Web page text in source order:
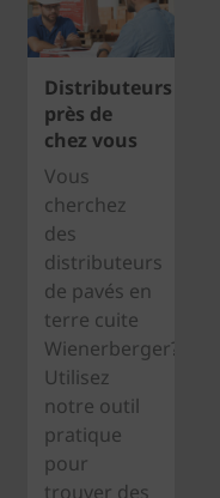
Distributeurs
près de
chez vous
Vous
cherchez
des
distributeurs
de pavés en
terre cuite
Wienerberger?
Utilisez
notre outil
pratique
pour
trouver des